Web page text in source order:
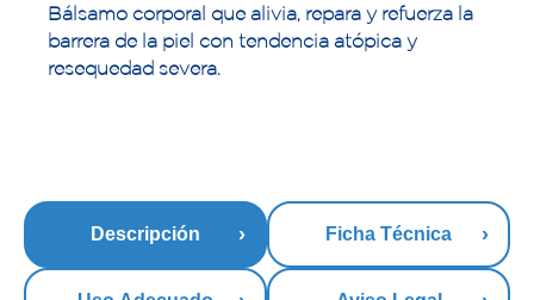
Bálsamo corporal que alivia, repara y refuerza la
barrera de la piel con tendencia atópica y
resequedad severa.
Descripción Ficha Técnica